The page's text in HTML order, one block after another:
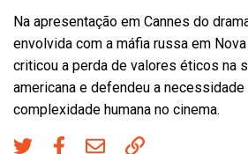
Na apresentação em Cannes do
envolvida com a máfia russa em
criticou a perda de valores éticos na
americana e defendeu a necessidade
complexidade humana no cinema.